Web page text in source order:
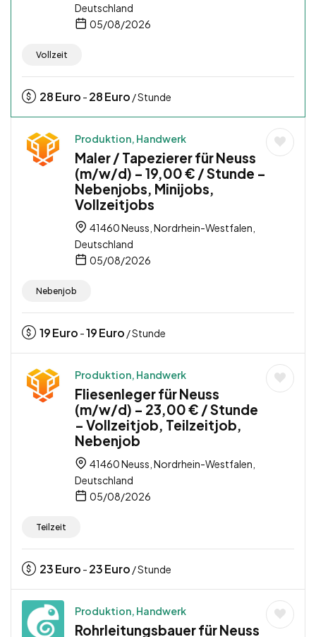
Deutschland
05/08/2026
Vollzeit
28Euro - 28Euro / Stunde
Produktion, Handwerk
Maler / Tapezierer für Neuss
(m/w/d) – 19,00 € / Stunde –
Nebenjobs, Minijobs,
Vollzeitjobs
41460 Neuss, Nordrhein-Westfalen,
Deutschland
05/08/2026
Nebenjob
19Euro -19Euro / Stunde
Produktion, Handwerk
Fliesenleger für Neuss
(m/w/d) – 23,00 € / Stunde
– Vollzeitjob, Teilzeitjob,
Nebenjob
41460 Neuss, Nordrhein-Westfalen,
Deutschland
05/08/2026
Teilzeit
23Euro - 23Euro / Stunde
Produktion, Handwerk
Rohrleitungsbauer für Neuss